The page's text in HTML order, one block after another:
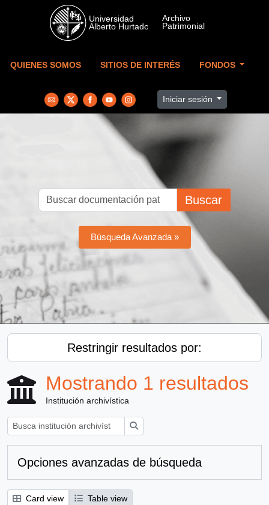
Skip to main content
QUIENES SOMOS SITIOS DE INTERÉS FONDOS
Iniciar sesión
Buscar
Búsqueda Avanzada »
Restringir resultados por:
Mostrando 1 resultados
Institución archivística
Opciones avanzadas de búsqueda
Card view
Table view